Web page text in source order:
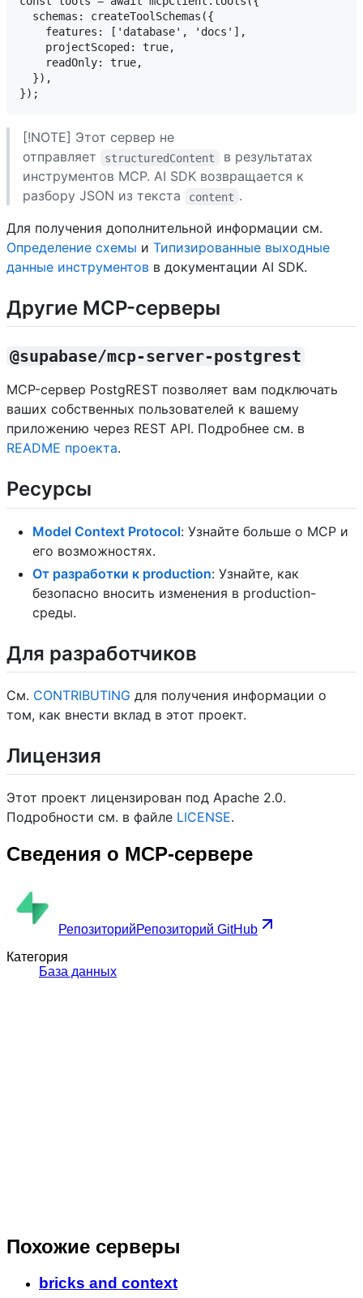
  schemas: createToolSchemas({
    features: ['database', 'docs'],
    projectScoped: true,
    readOnly: true,
  }),
[!NOTE] Этот сервер не
отправляет
structuredContent
в результатах
инструментов MCP. AI SDK возвращается к
разбору JSON из текста
content .
Для получения дополнительной информации см.
Определение схемы и Типизированные выходные
данные инструментов в документации AI SDK.
Другие MCP-серверы
@supabase/mcp-server-postgrest
MCP-сервер PostgREST позволяет вам подключать
ваших собственных пользователей к вашему
приложению через REST API. Подробнее см. в
README проекта.
Ресурсы
Model Context Protocol: Узнайте больше о MCP и
его возможностях.
От разработки к production: Узнайте, как
безопасно вносить изменения в production-
среды.
Для разработчиков
См. CONTRIBUTING для получения информации о
том, как внести вклад в этот проект.
Лицензия
Этот проект лицензирован под Apache 2.0.
Подробности см. в файле LICENSE.
Сведения о MCP-сервере
РепозиторийРепозиторий GitHub
Категория
База данных
Похожие серверы
bricks and context